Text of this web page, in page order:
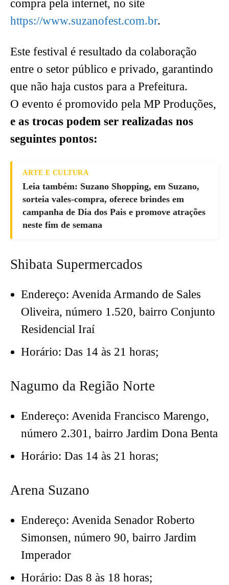
compra pela internet, no site
https://www.suzanofest.com.br.
Este festival é resultado da colaboração
entre o setor público e privado, garantindo
que não haja custos para a Prefeitura.
O evento é promovido pela MP Produções,
e as trocas podem ser realizadas nos
seguintes pontos:
ARTE E CULTURA
Leia também: Suzano Shopping, em Suzano,
sorteia vales-compra, oferece brindes em
campanha de Dia dos Pais e promove atrações
neste fim de semana
Shibata Supermercados
Endereço: Avenida Armando de Sales
Oliveira, número 1.520, bairro Conjunto
Residencial Iraí
Horário: Das 14 às 21 horas;
Nagumo da Região Norte
Endereço: Avenida Francisco Marengo,
número 2.301, bairro Jardim Dona Benta
Horário: Das 14 às 21 horas;
Arena Suzano
Endereço: Avenida Senador Roberto
Simonsen, número 90, bairro Jardim
Imperador
Horário: Das 8 às 18 horas;